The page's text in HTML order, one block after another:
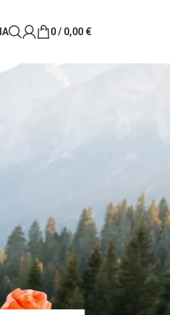
0/ 0,00 €
μερινό
αίσθηση των
κασκόλ,